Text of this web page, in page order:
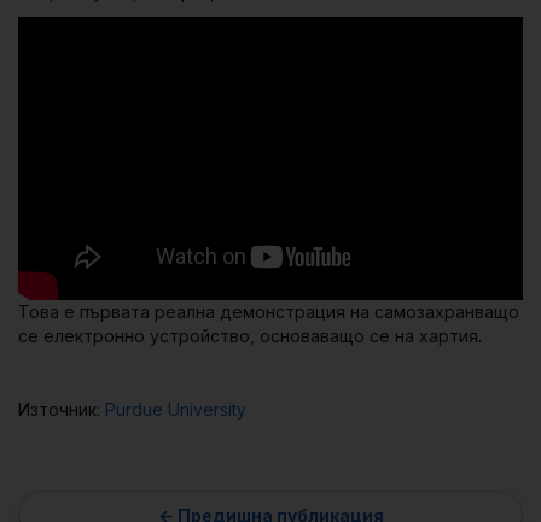
Това е първата реална демонстрация на самозахранващо
се електронно устройство, основаващо се на хартия.
Източник: Purdue University